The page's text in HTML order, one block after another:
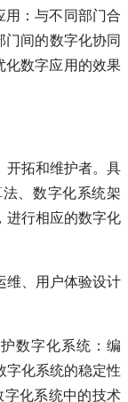
用：与不同部门合
间的数字化协同
化数字应用的效果
开拓和维护者。具
、数字化系统架
进行相应的数字化
维、用户体验设计
数字化系统：编
字化系统的稳定性
字化系统中的技术